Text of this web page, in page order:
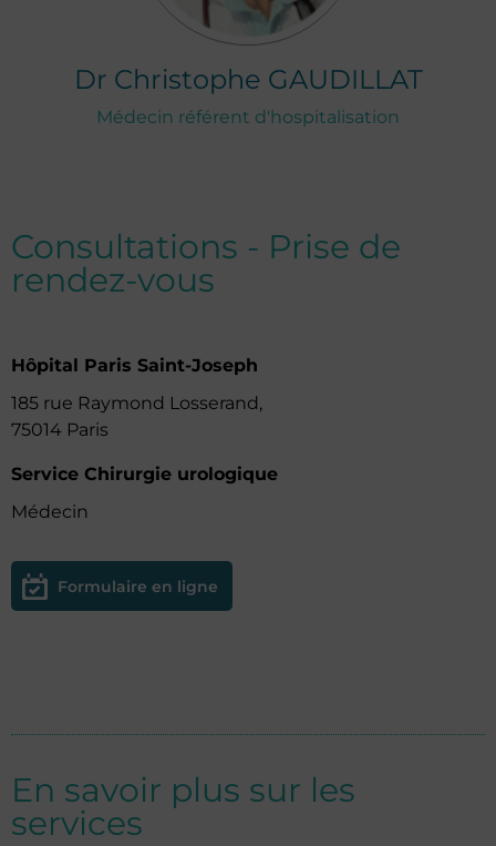
Dr Christophe GAUDILLAT
Médecin référent d'hospitalisation
Consultations - Prise de
rendez-vous
Hôpital Paris Saint-Joseph
185 rue Raymond Losserand,
75014 Paris
Service Chirurgie urologique
Médecin
Formulaire en ligne
En savoir plus sur les
services